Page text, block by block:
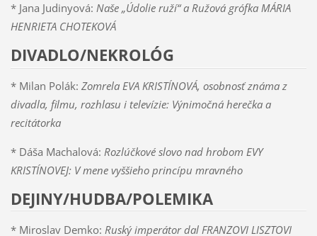
* Jana Judinyová: Naše „Údolie ruží“ a Ružová grófka MÁRIA
HENRIETA CHOTEKOVÁ
DIVADLO/NEKROLÓG
* Milan Polák: Zomrela EVA KRISTÍNOVÁ, osobnosť známa z
divadla, filmu, rozhlasu i televízie: Výnimočná herečka a
recitátorka
* Dáša Machalová: Rozlúčkové slovo nad hrobom EVY
KRISTÍNOVEJ: V mene vyššieho princípu mravného
DEJINY/HUDBA/POLEMIKA
* Miroslav Demko: Ruský imperátor dal FRANZOVI LISZTOVI